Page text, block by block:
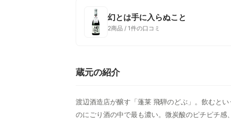
幻とは手に入らぬこと
2商品 / 1件の口コミ
蔵元の紹介
渡辺酒造店が醸す「蓬莱 飛騨のどぶ」。飲むと
のにごり酒の中で最も濃い。微炭酸のピチピチ